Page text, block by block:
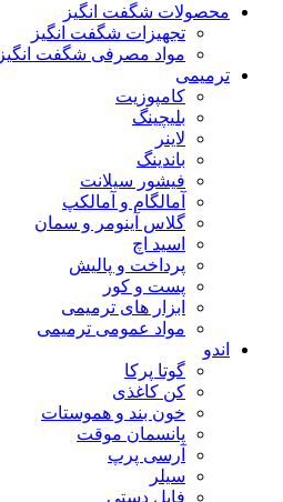
محصولات شگفت انگیز
تجهیزات شگفت انگیز
مواد مصرفی شگفت انگیز
ترمیمی
کامپوزیت
بلیچینگ
لاینر
باندینگ
فیشور سیلانت
آمالگام و آمالکپ
گلاس آینومر و سمان
اسید اچ
پرداخت و پالیش
پست و کور
ابزار های ترمیمی
مواد عمومی ترمیمی
اندو
گوتا پرکا
کن کاغذی
خون بند و هموستات
پانسمان موقت
آرسی پرپ
سیلر
فایل دستی